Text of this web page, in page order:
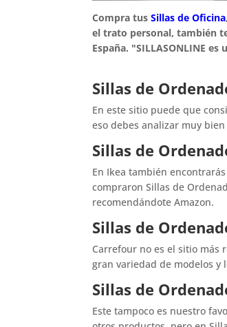
Compra tusSillas de Oficina
el trato personal, también
España. "SILLASONLINE es
Sillas de
En este sitio puede que
eso debes analizar muy
Sillas de
En Ikea también
compraron Sillas de
recomendándote Amazon.
Sillas de
Carrefour no es el sitio más
gran variedad de modelos y
Sillas de
Este tampoco es nuestro